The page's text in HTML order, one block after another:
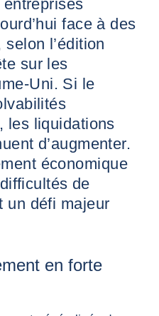
face à des
l’édition
sur les
Uni. Si le
les liquidations
d’augmenter.
économique
de
un défi majeur
en forte